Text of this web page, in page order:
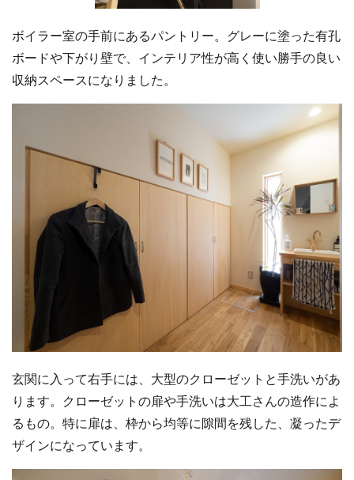
ボイラー室の手前にあるパントリー。グレーに塗った有孔
ボードや下がり壁で、インテリア性が高く使い勝手の良い
収納スペースになりました。
玄関に入って右手には、大型のクローゼットと手洗いがあ
ります。クローゼットの扉や手洗いは大工さんの造作によ
るもの。特に扉は、枠から均等に隙間を残した、凝ったデ
ザインになっています。